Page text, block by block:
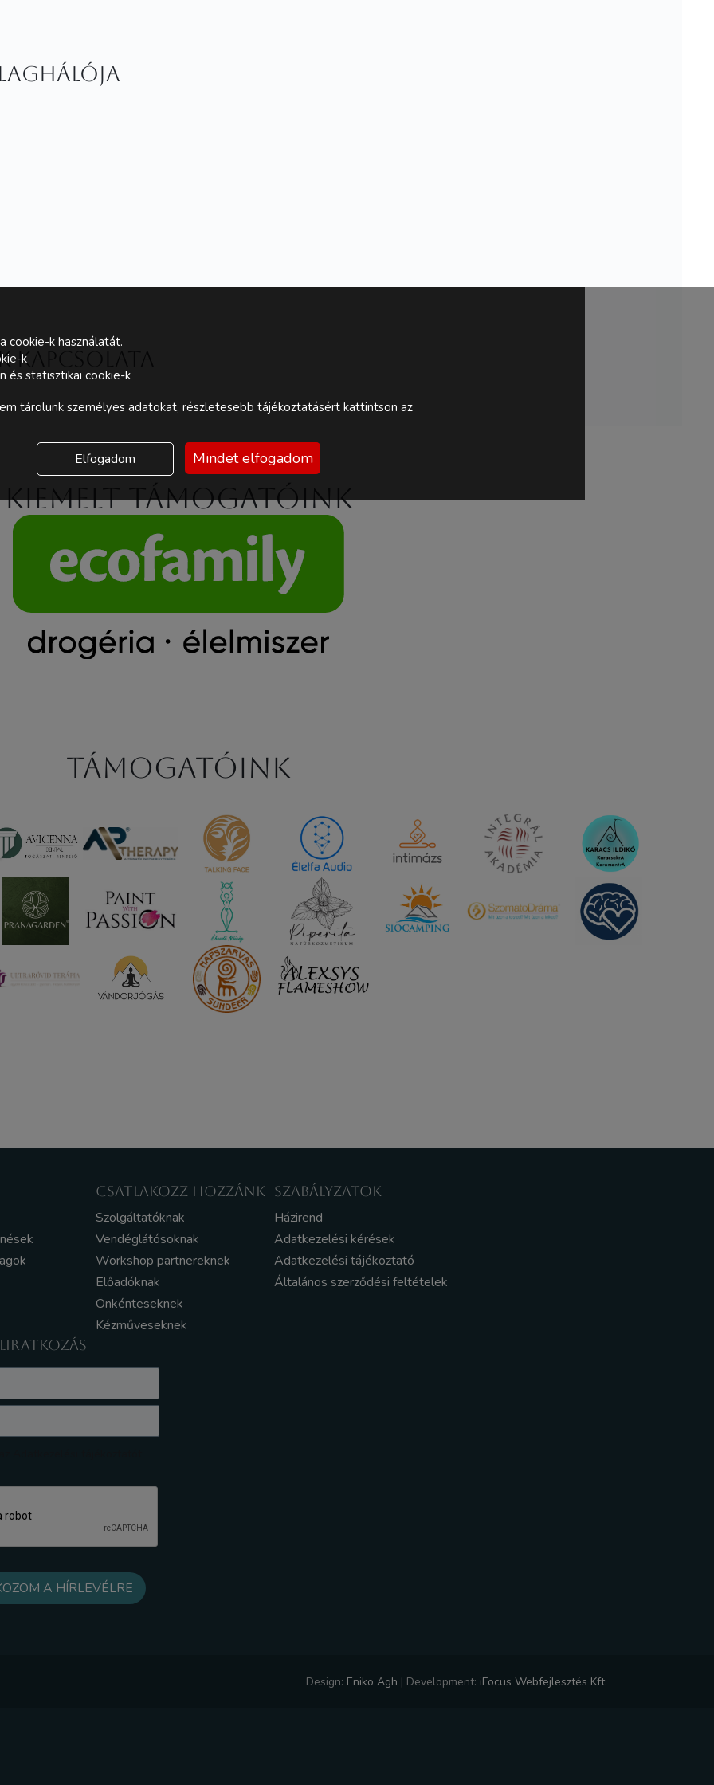
kapcsolata
Kiemelt támogatóink
Támogatóink
CSATLAKOZZ HOZZÁNK
Szolgáltatóknak
Vendéglátósoknak
Workshop partnereknek
Előadóknak
Önkénteseknek
Kézműveseknek
SZABÁLYZATOK
Házirend
Adatkezelési kérések
Adatkezelési tájékoztató
Általános szerződési feltételek
Design: Eniko Agh | Development: iFocus Webfejlesztés Kft.
cookie-k használatát.
k
és statisztikai cookie-k
tárolunk személyes adatokat, részletesebb tájékoztatásért kattintson az
Elfogadom Mindet elfogadom